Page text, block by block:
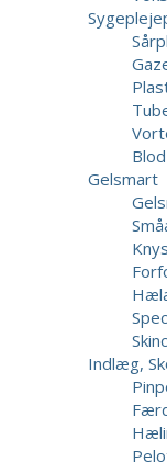
Gelsmart
Indlæg,